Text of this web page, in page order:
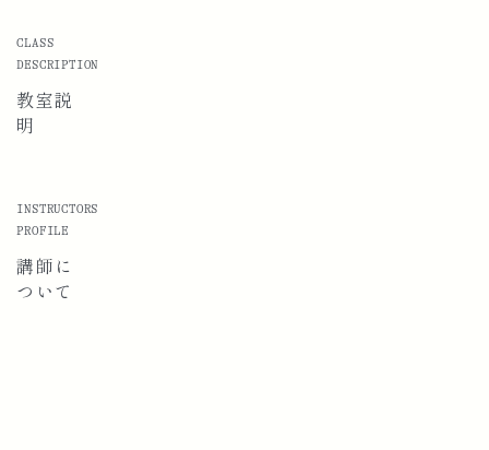
CLASS
DESCRIPTION
教室説
明
INSTRUCTORS
PROFILE
講師に
ついて